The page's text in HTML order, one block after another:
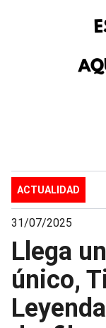
ACTUALIDAD
31/07/2025
Llega
único,